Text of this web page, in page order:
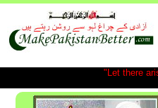
"Let there